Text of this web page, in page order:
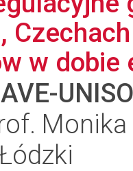
w dobie
Monika